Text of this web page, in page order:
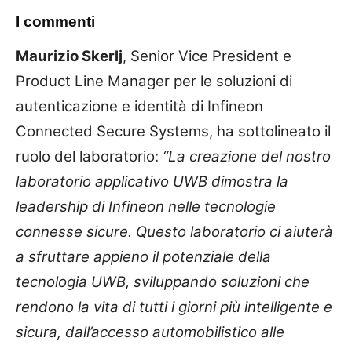
I commenti
Maurizio Skerlj, Senior Vice President e
Product Line Manager per le soluzioni di
autenticazione e identità di Infineon
Connected Secure Systems, ha sottolineato il
ruolo del laboratorio: “La creazione del nostro
laboratorio applicativo UWB dimostra la
leadership di Infineon nelle tecnologie
connesse sicure. Questo laboratorio ci aiuterà
a sfruttare appieno il potenziale della
tecnologia UWB, sviluppando soluzioni che
rendono la vita di tutti i giorni più intelligente e
sicura, dall’accesso automobilistico alle